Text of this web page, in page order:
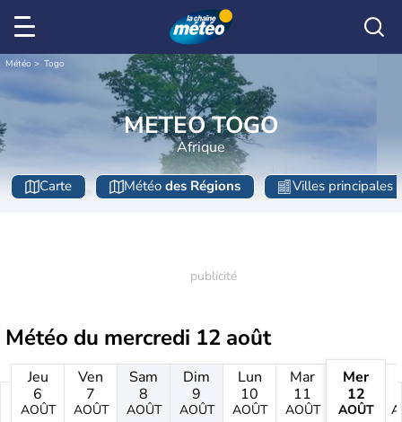
Météo Togo
METEO TOGO
Afrique
Carte Météo des Régions Villes principales
Météo du mercredi 12 août
Jeu
6
AOÛT
Ven
7
AOÛT
Sam
8
AOÛT
Dim
9
AOÛT
Lun
10
AOÛT
Mar
11
AOÛT
Mer
12
AOÛT